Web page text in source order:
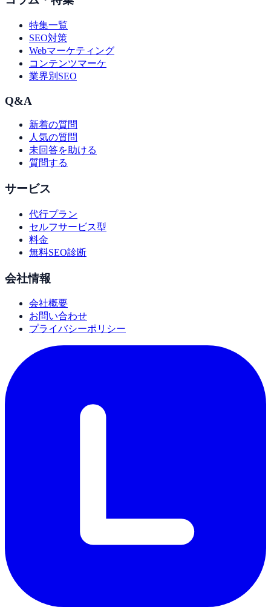
特集一覧
SEO対策
Webマーケティング
コンテンツマーケ
業界別SEO
Q&A
新着の質問
人気の質問
未回答を助ける
質問する
サービス
代行プラン
セルフサービス型
料金
無料SEO診断
会社情報
会社概要
お問い合わせ
プライバシーポリシー